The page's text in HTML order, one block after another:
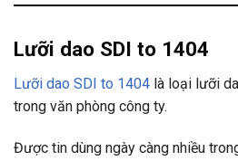
Lưỡi dao SDI to 1404
Lưỡi dao SDI to 1404 là loại lưỡi
trong văn phòng công ty.
Được tin dùng ngày càng nhiều